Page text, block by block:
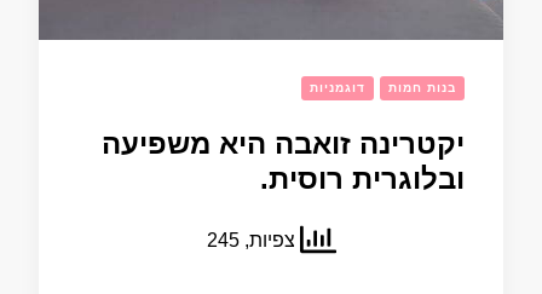
בנות חמות דוגמניות
יקטרינה זואבה היא משפיעה
ובלוגרית רוסית.
צפיות, 245